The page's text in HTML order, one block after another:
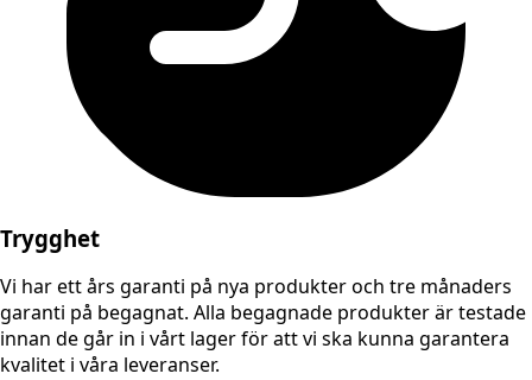
Trygghet
Vi har ett års garanti på nya produkter och tre månaders
garanti på begagnat. Alla begagnade produkter är testade
innan de går in i vårt lager för att vi ska kunna garantera
kvalitet i våra leveranser.